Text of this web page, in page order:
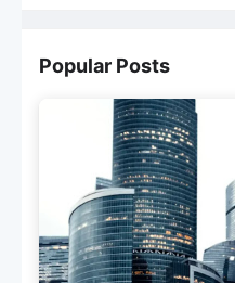
Popular Posts